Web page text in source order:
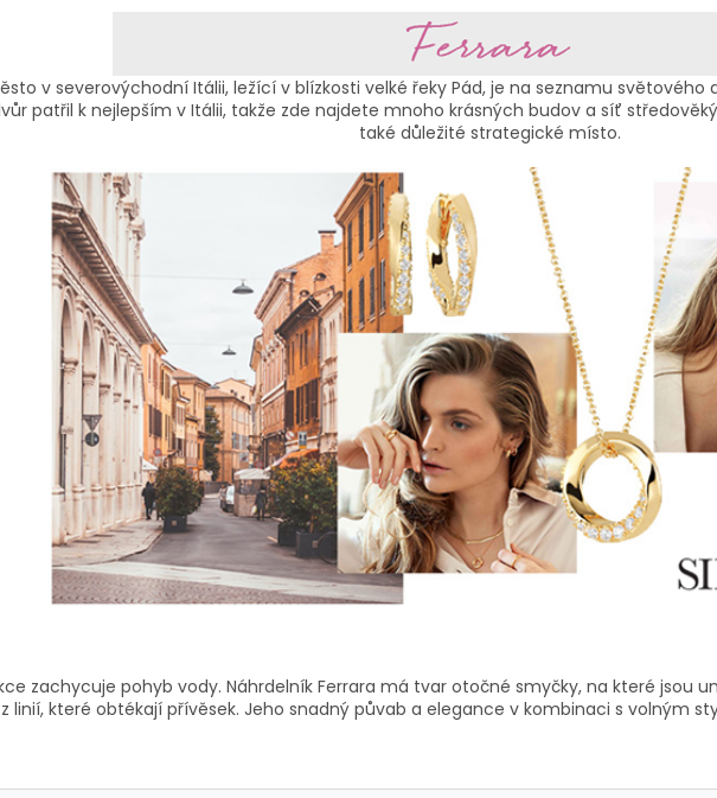
v severovýchodní Itálii, ležící v blízkosti velké řeky Pád, je na seznamu světového
patřil k nejlepším v Itálii, takže zde najdete mnoho krásných budov a síť
také důležité strategické místo.
zachycuje pohyb vody. Náhrdelník Ferrara má tvar otočné smyčky, na které jsou
linií, které obtékají přívěsek. Jeho snadný půvab a elegance v kombinaci s volným